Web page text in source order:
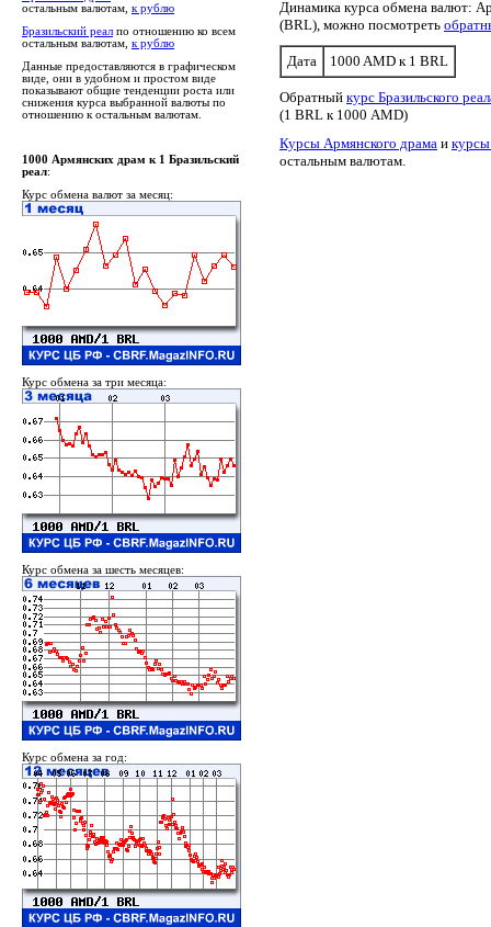
остальным валютам, к рублю
Бразильский реал по отношению ко всем
остальным валютам, к рублю
Данные предоставляются в графическом
виде, они в удобном и простом виде
показывают общие тенденции роста или
снижения курса выбранной валюты по
отношению к остальным валютам.
Динамика курса обмена валют:
(BRL), можно посмотреть
Дата 1000 AMD к 1 BRL
Обратный курс Бразильского
(1 BRL к 1000 AMD)
Курсы Армянского драма и курсы
остальным валютам.
1000 Армянских драм к 1 Бразильский
реал:
Курс обмена валют за месяц:
Курс обмена за три месяца:
Курс обмена за шесть месяцев:
Курс обмена за год: